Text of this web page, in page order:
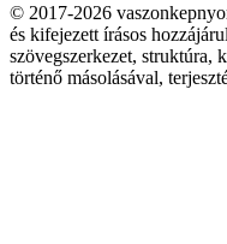
© 2017-2026
és kifejezett írásos
szövegszerkezet,
történő másolásával,